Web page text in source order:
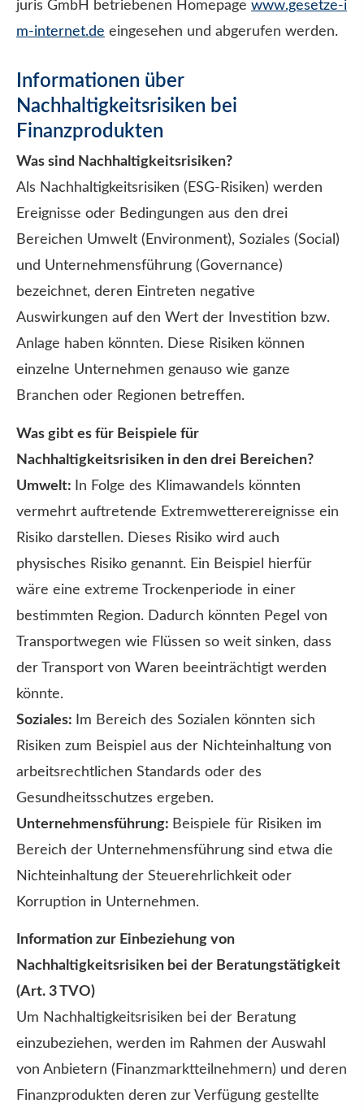
juris GmbH betriebenen Homepage www.gesetze-i
m-internet.de eingesehen und abgerufen werden.
Informationen über
Nachhaltigkeitsrisiken bei
Finanzprodukten
Was sind Nachhaltigkeitsrisiken?
Als Nachhaltigkeitsrisiken (ESG-Risiken) werden
Ereignisse oder Bedingungen aus den drei
Bereichen Umwelt (Environment), Soziales (Social)
und Unternehmensführung (Governance)
bezeichnet, deren Eintreten negative
Auswirkungen auf den Wert der Investition bzw.
Anlage haben könnten. Diese Risiken können
einzelne Unternehmen genauso wie ganze
Branchen oder Regionen betreffen.
Was gibt es für Beispiele für
Nachhaltigkeitsrisiken in den drei Bereichen?
Umwelt:
In Folge des Klimawandels könnten
vermehrt auftretende Extremwetterereignisse ein
Risiko darstellen. Dieses Risiko wird auch
physisches Risiko genannt. Ein Beispiel hierfür
wäre eine extreme Trockenperiode in einer
bestimmten Region. Dadurch könnten Pegel von
Transportwegen wie Flüssen so weit sinken, dass
der Transport von Waren beeinträchtigt werden
könnte.
Soziales:
Im Bereich des Sozialen könnten sich
Risiken zum Beispiel aus der Nichteinhaltung von
arbeitsrechtlichen Standards oder des
Gesundheitsschutzes ergeben.
Unternehmensführung: Beispiele für Risiken im
Bereich der Unternehmensführung sind etwa die
Nichteinhaltung der Steuerehrlichkeit oder
Korruption in Unternehmen.
Information zur Einbeziehung von
Nachhaltigkeitsrisiken bei der Beratungstätigkeit
(Art. 3 TVO)
Um Nachhaltigkeitsrisiken bei der Beratung
einzubeziehen, werden im Rahmen der Auswahl
von Anbietern (Finanzmarktteilnehmern) und deren
Finanzprodukten deren zur Verfügung gestellte